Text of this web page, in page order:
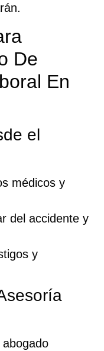
De
En
el
médicos y
del accidente y
y